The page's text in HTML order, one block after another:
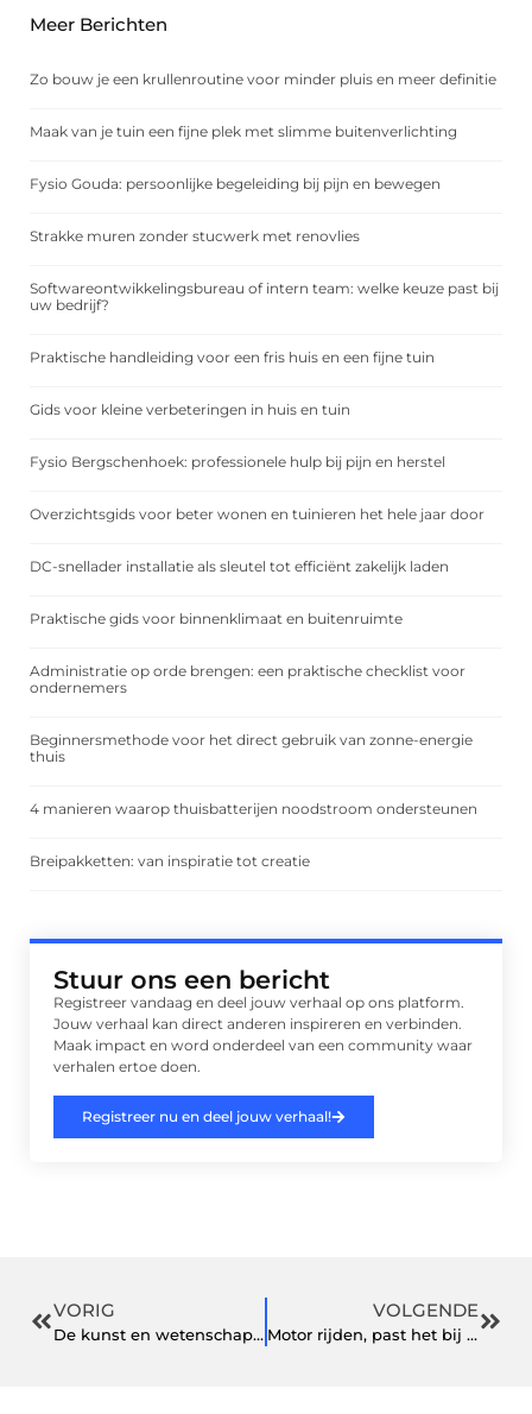
Meer Berichten
Zo bouw je een krullenroutine voor minder pluis en meer definitie
Maak van je tuin een fijne plek met slimme buitenverlichting
Fysio Gouda: persoonlijke begeleiding bij pijn en bewegen
Strakke muren zonder stucwerk met renovlies
Softwareontwikkelingsbureau of intern team: welke keuze past bij
uw bedrijf?
Praktische handleiding voor een fris huis en een fijne tuin
Gids voor kleine verbeteringen in huis en tuin
Fysio Bergschenhoek: professionele hulp bij pijn en herstel
Overzichtsgids voor beter wonen en tuinieren het hele jaar door
DC-snellader installatie als sleutel tot efficiënt zakelijk laden
Praktische gids voor binnenklimaat en buitenruimte
Administratie op orde brengen: een praktische checklist voor
ondernemers
Beginnersmethode voor het direct gebruik van zonne-energie
thuis
4 manieren waarop thuisbatterijen noodstroom ondersteunen
Breipakketten: van inspiratie tot creatie
Stuur ons een bericht
Registreer vandaag en deel jouw verhaal op ons platform.
Jouw verhaal kan direct anderen inspireren en verbinden.
Maak impact en word onderdeel van een community waar
verhalen ertoe doen.
Registreer nu en deel jouw verhaal!
VORIG
De kunst en wetenschap van waterdichte ruimtes: hermetische schuifdeuren en automatische schuifdeure
VOLGENDE
Motor rijden, past het bij jou?